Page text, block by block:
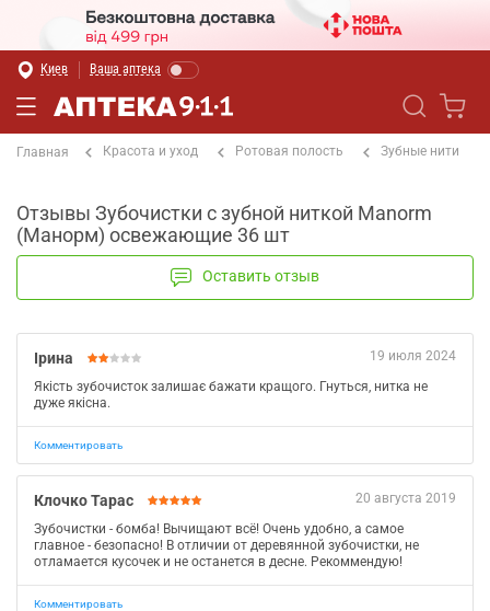
Киев Ваша аптека
Главная Красота и уход Ротовая полость Зубные нити
Отзывы Зубочистки с зубной ниткой Manorm
(Манорм) освежающие 36 шт
Оставить отзыв
19 июля 2024
Ірина
Якість зубочисток залишає бажати кращого. Гнуться, нитка не
дуже якісна.
Комментировать
20 августа 2019
Клочко Тарас
Зубочистки - бомба! Вычищают всё! Очень удобно, а самое
главное - безопасно! В отличии от деревянной зубочистки, не
отламается кусочек и не останется в десне. Рекоммендую!
Комментировать